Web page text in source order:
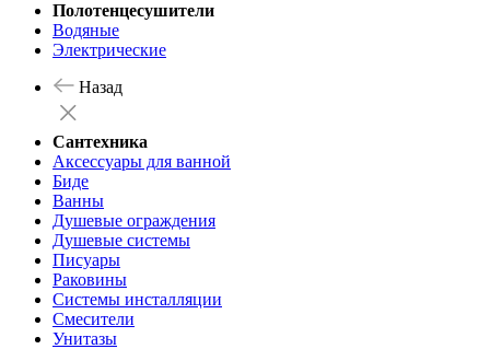
Полотенцесушители
Водяные
Электрические
Назад
Сантехника
Аксессуары для ванной
Биде
Ванны
Душевые ограждения
Душевые системы
Писуары
Раковины
Системы инсталляции
Смесители
Унитазы